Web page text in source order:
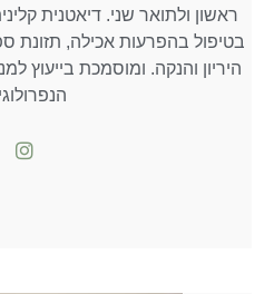
ראשון ולתואר שני. דיאטנית
בטיפול בהפרעות אכילה, תזונת
היריון והנקה. ומוסמכת בייעוץ